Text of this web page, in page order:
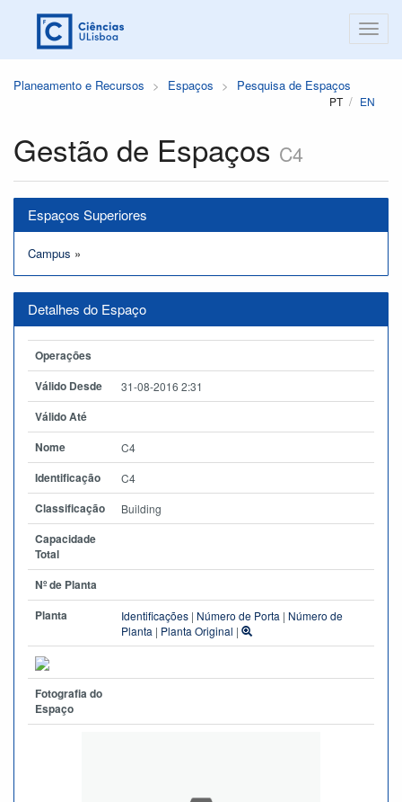
Planeamento e Recursos Espaços Pesquisa de Espaços
PT EN
Gestão de Espaços C4
Espaços Superiores
Campus »
Detalhes do Espaço
Operações
Válido Desde
31-08-2016 2:31
Válido Até
Nome
C4
Identificação C4
Classificação Building
Capacidade
Total
Nº de Planta
Planta
Identificações | Número de Porta | Número de
Planta | Planta Original |
Fotografia do
Espaço